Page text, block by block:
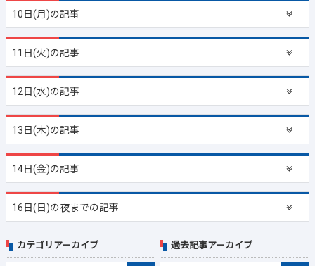
10日(月)の記事
11日(火)の記事
12日(水)の記事
13日(木)の記事
14日(金)の記事
16日(日)の夜までの記事
カテゴリアーカイブ 過去記事アーカイブ